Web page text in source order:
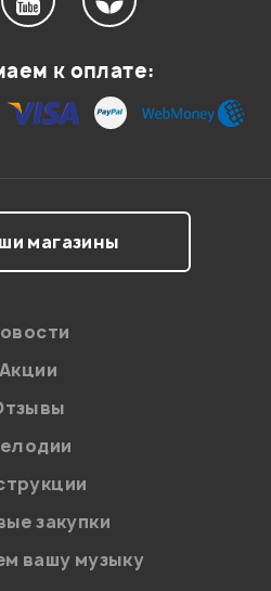
райд очень четкий
к оплате:
магазины
Акции
закупки
вашу музыку